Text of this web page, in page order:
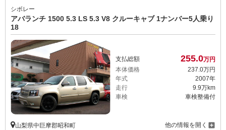
シボレー
アバランチ 1500 5.3 LS 5.3 V8 クルーキャブ 1ナンバー5人乗り
18
支払総額 255.0万円
本体価格
237. 0万円
年式
2007年
走行
9.9万km
車検
車検整備付
山梨県中巨摩郡昭和町 他の情報を開く